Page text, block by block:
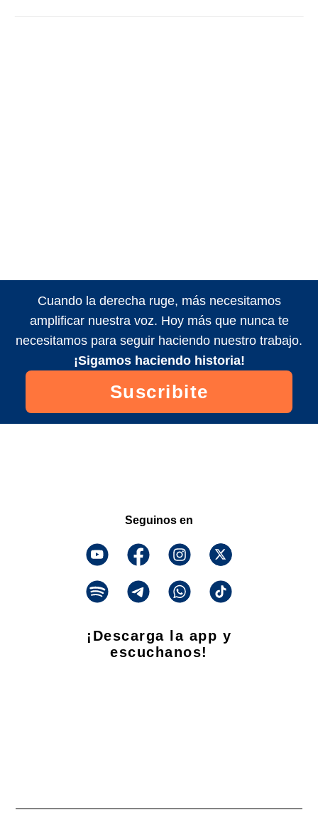
Cuando la derecha ruge, más necesitamos
amplificar nuestra voz. Hoy más que nunca te
necesitamos para seguir haciendo nuestro trabajo.
¡Sigamos haciendo historia!
Suscribite
Seguinos en
¡Descarga la app y
escuchanos!